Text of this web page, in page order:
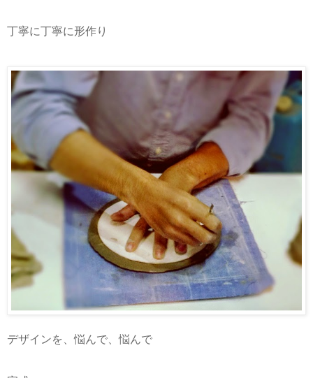
丁寧に丁寧に形作り
デザインを、悩んで、悩んで